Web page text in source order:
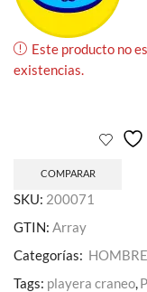
Este producto no
existencias.
COMPARAR
SKU: 200071
GTIN: Array
Categorías: HOMBRE
Tags: playera craneo,